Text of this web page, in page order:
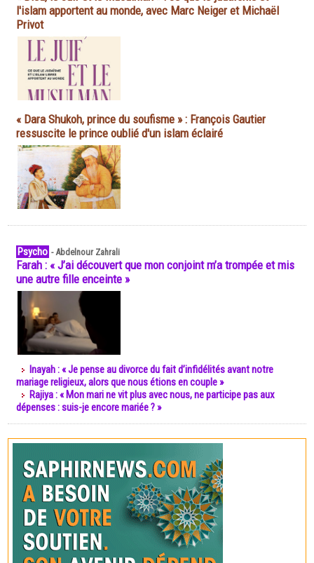
l'islam apportent au monde, avec Marc Neiger et Michaël
Privot
« Dara Shukoh, prince du soufisme » : François Gautier
ressuscite le prince oublié d'un islam éclairé
Psycho -Abdelnour Zahrali
Farah : « J’ai découvert que mon conjoint m’a trompée et mis
une autre fille enceinte »
Inayah : « Je pense au divorce du fait d’infidélités avant notre
mariage religieux, alors que nous étions en couple »
Rajiya : « Mon mari ne vit plus avec nous, ne participe pas aux
dépenses : suis-je encore mariée ? »